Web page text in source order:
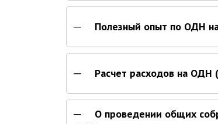
Полезный опыт по ОДН
Расчет расходов на ОДН
О проведении общих